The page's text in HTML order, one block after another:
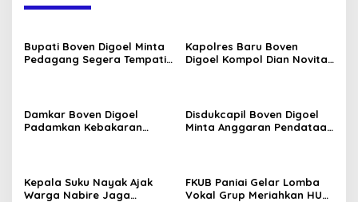
Bupati Boven Digoel Minta
Pedagang Segera Tempati
Kapolres Baru Boven
Digoel Kompol Dian Novita
Damkar Boven Digoel
Padamkan Kebakaran
Disdukcapil Boven Digoel
Minta Anggaran Pendataan
Kepala Suku Nayak Ajak
Warga Nabire Jaga
FKUB Paniai Gelar Lomba
Vokal Grup Meriahkan HUT